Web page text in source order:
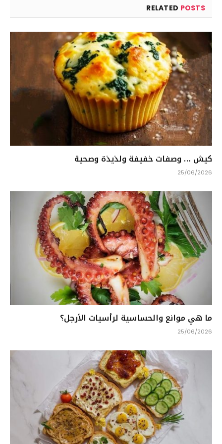
RELATED POSTS
كيش … وصفات خفيفة ولذيذة وصحية
25/06/2026
ما هي موانع والحساسية لرأسيات الأرجل؟
25/06/2026